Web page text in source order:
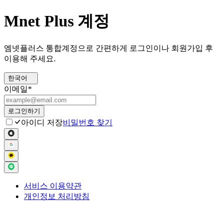
Mnet Plus 계정
엠넷플러스 통합계정으로 간편하게 로그인이나 회원가입 후
이용해 주세요.
한국어
이메일*
로그인하기
아이디 저장비밀번호 찾기
서비스 이용약관
개인정보 처리방침